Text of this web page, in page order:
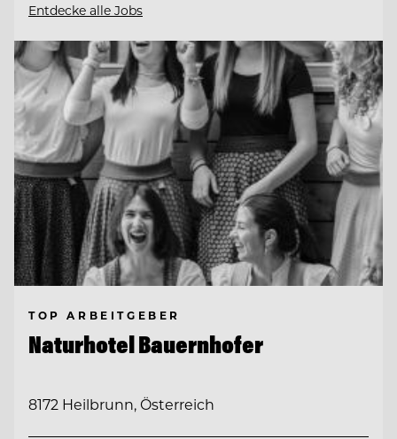
Entdecke alle Jobs
TOP ARBEITGEBER
Naturhotel Bauernhofer
8172 Heilbrunn, Österreich